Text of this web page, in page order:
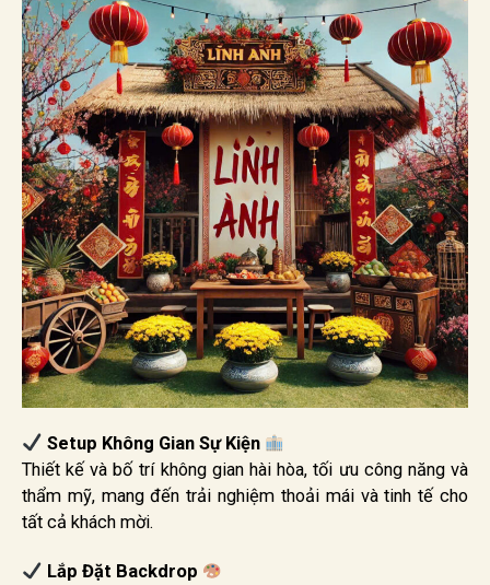
Setup Không Gian Sự Kiện
Thiết kế và bố trí không gian hài hòa, tối ưu công năng và
thẩm mỹ, mang đến trải nghiệm thoải mái và tinh tế cho
tất cả khách mời.
Lắp Đặt Backdrop